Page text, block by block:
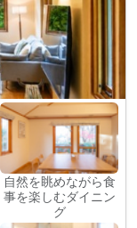
自然を眺めながら食
事を楽しむダイニン
グ